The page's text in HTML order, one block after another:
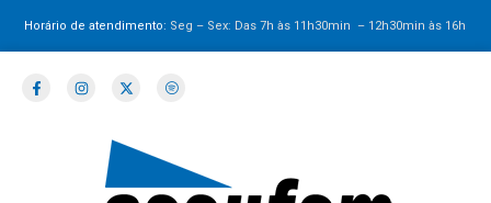
Horário de atendimento: Seg – Sex: Das 7h às 11h30min – 12h30minàs 16h